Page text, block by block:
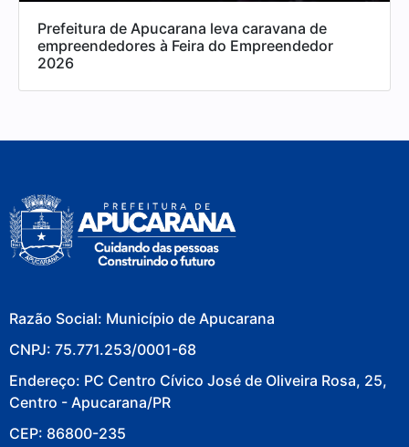
Prefeitura de Apucarana leva caravana de
empreendedores à Feira do Empreendedor
2026
Razão Social: Município de Apucarana
CNPJ: 75.771.253/0001-68
Endereço: PC Centro Cívico José de Oliveira Rosa, 25,
Centro - Apucarana/PR
CEP: 86800-235